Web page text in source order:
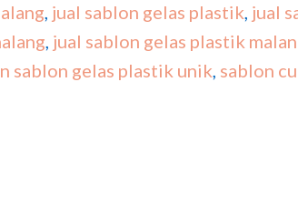
, jual sablon gelas plastik, jual
, jual sablon gelas plastik
sablon gelas plastik unik, sablon